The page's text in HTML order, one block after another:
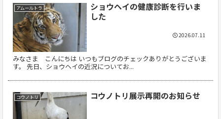
アムールトラ
ショウヘイの健康診断を行いま
した
みなさま こんにちは いつもブログのチェックありがとうございま
す。 先日、ショウヘイの近況についてお...
2026.07.11
コウノトリ コウノトリ展示再開のお知らせ